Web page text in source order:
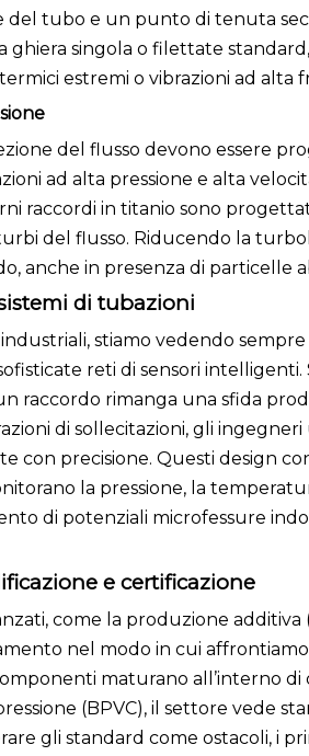
del tubo e un punto di tenuta
ghiera singola o filettate
estremi o vibrazioni ad alta
del flusso devono essere
ad alta pressione e alta
raccordi in titanio sono
del flusso. Riducendo la
anche in presenza di particelle
di tubazioni
stiamo vedendo
reti di sensori
rimanga una sfida
di sollecitazioni, gli
con precisione. Questi design
la pressione, la
di potenziali microfessure
e certificazione
come la produzione
nel modo in cui
maturano all’interno di
(BPVC), il settore vede
gli standard come ostacoli, i